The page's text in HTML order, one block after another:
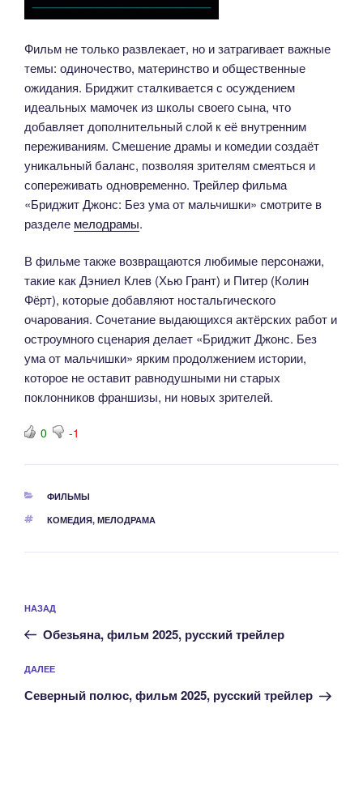
Фильм не только развлекает, но и затрагивает важные
темы: одиночество, материнство и общественные
ожидания. Бриджит сталкивается с осуждением
идеальных мамочек из школы своего сына, что
добавляет дополнительный слой к её внутренним
переживаниям. Смешение драмы и комедии создаёт
уникальный баланс, позволяя зрителям смеяться и
сопереживать одновременно. Трейлер фильма
«Бриджит Джонс: Без ума от мальчишки» смотрите в
разделе мелодрамы.
В фильме также возвращаются любимые персонажи,
такие как Дэниел Клев (Хью Грант) и Питер (Колин
Фёрт), которые добавляют ностальгического
очарования. Сочетание выдающихся актёрских работ и
остроумного сценария делает «Бриджит Джонс. Без
ума от мальчишки» ярким продолжением истории,
которое не оставит равнодушными ни старых
поклонников франшизы, ни новых зрителей.
0 -1
РУБРИКИ
ФИЛЬМЫ
МЕТКИ
КОМЕДИЯ, МЕЛОДРАМА
по
записям
Предыдущая
запись:
НАЗАД
Обезьяна, фильм 2025, русский трейлер
Следующая
запись
ДАЛЕЕ
Северный полюс, фильм 2025, русский трейлер